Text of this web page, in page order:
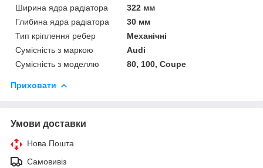
Ширина ядра радіатора
322 мм
Глибина ядра радіатора
30 мм
Тип кріплення ребер
Механічні
Сумісність з маркою
Audi
Сумісність з моделлю
80, 100, Coupe
Приховати
Умови доставки
Нова Пошта
Самовивіз